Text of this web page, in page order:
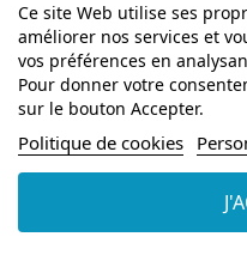
Ce site Web utilise ses
améliorer nos services et
vos préférences en
Pour donner votre
sur le bouton Accepter.
Politique de cookies
www.mon-
par le Ministère de la
médicaments. Vérifiez-le